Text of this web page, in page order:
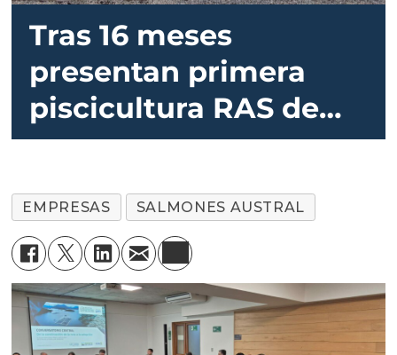
Tras 16 meses
presentan primera
piscicultura RAS de
post smolt de Chile
EMPRESAS SALMONES AUSTRAL